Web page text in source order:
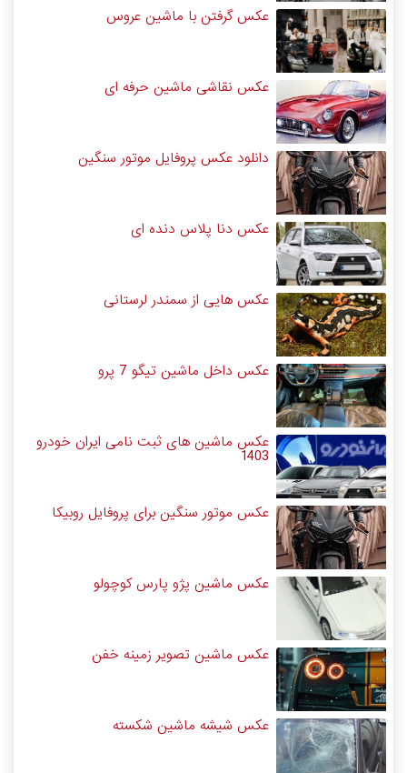
عکس گرفتن با ماشین عروس
عکس نقاشی ماشین حرفه ای
دانلود عکس پروفایل موتور سنگین
عکس دنا پلاس دنده ای
عکس هایی از سمندر لرستانی
عکس داخل ماشین تیگو 7 پرو
عکس ماشین های ثبت نامی ایران خودرو
1403
عکس موتور سنگین برای پروفایل روبیکا
عکس ماشین پژو پارس کوچولو
عکس ماشین تصویر زمینه خفن
عکس شیشه ماشین شکسته